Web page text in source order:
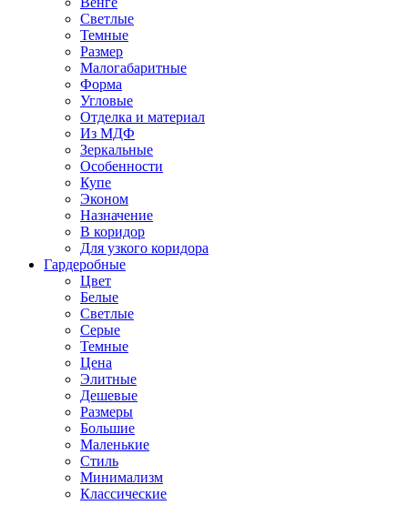
Светлые
Темные
Размер
Малогабаритные
Форма
Угловые
Отделка и материал
Из МДФ
Зеркальные
Особенности
Купе
Эконом
Назначение
В коридор
Для узкого коридора
Гардеробные
Цвет
Белые
Светлые
Серые
Темные
Цена
Элитные
Дешевые
Размеры
Большие
Маленькие
Стиль
Минимализм
Классические